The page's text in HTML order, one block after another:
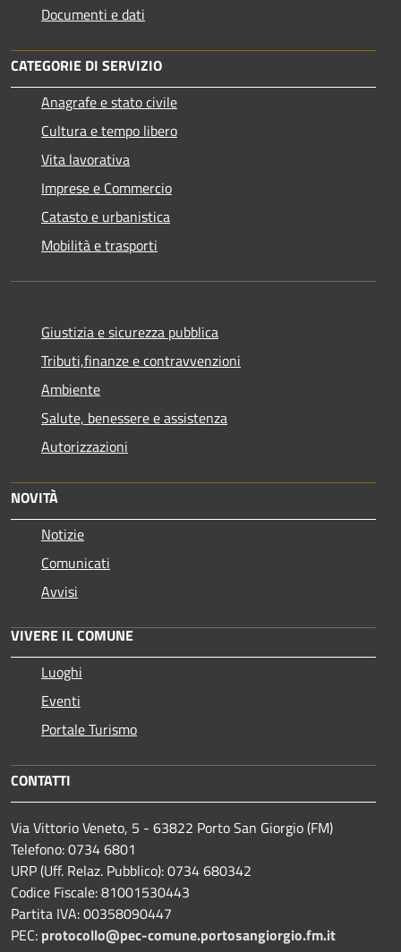
Documenti e dati
CATEGORIE DI SERVIZIO
Anagrafe e stato civile
Cultura e tempo libero
Vita lavorativa
Imprese e Commercio
Catasto e urbanistica
Mobilità e trasporti
Giustizia e sicurezza pubblica
Tributi,finanze e contravvenzioni
Ambiente
Salute, benessere e assistenza
Autorizzazioni
NOVITÀ
Notizie
Comunicati
Avvisi
VIVERE IL COMUNE
Luoghi
Eventi
Portale Turismo
CONTATTI
Via Vittorio Veneto, 5 - 63822 Porto San Giorgio (FM)
Telefono: 0734 6801
URP (Uff. Relaz. Pubblico): 0734 680342
Codice Fiscale: 81001530443
Partita IVA: 00358090447
PEC: protocollo@pec-comune.portosangiorgio.fm.it